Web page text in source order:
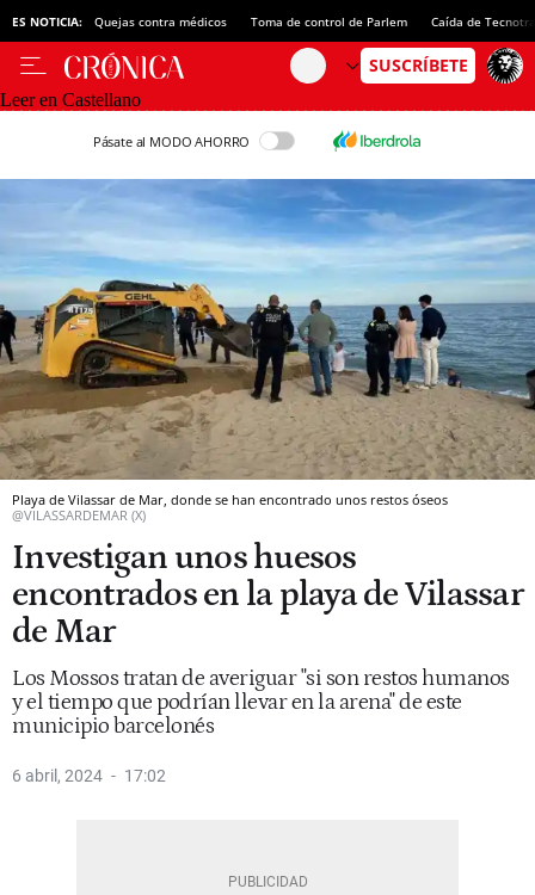
ES NOTICIA: Quejas contra médicos Toma de control de Parlem Caída de
Leer en Castellano
Pásate al MODO AHORRO
Playa de Vilassar de Mar, donde se han encontrado unos restos óseos
@VILASSARDEMAR (X)
Investigan unos huesos
encontrados en la playa de Vilassar
de Mar
Los Mossos tratan de averiguar "si son restos humanos
y el tiempo que podrían llevar en la arena" de este
municipio barcelonés
6 abril, 2024 17:02